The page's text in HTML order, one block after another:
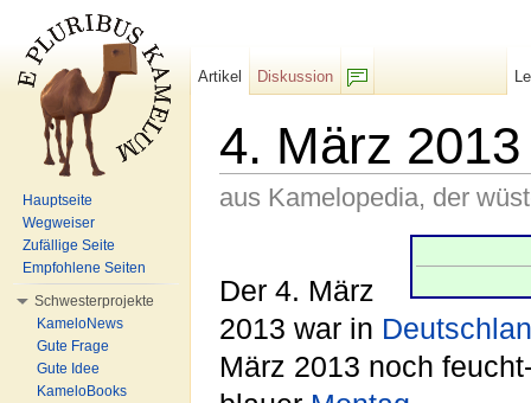
4. März 2013
aus Kamelopedia, der
Der 4. März
2013 war in
März 2013 noch
Artikel
Diskussion
Hauptseite
Wegweiser
Zufällige Seite
Empfohlene Seiten
Schwesterprojekte
KameloNews
Gute Frage
Gute Idee
KameloBooks